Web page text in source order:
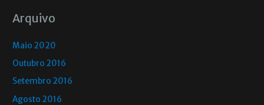
Arquivo
Maio 2020
Outubro 2016
Setembro 2016
Agosto 2016